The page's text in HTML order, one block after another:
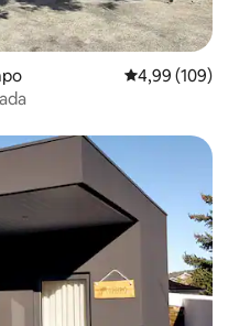
Évaluation
4,99 (109)